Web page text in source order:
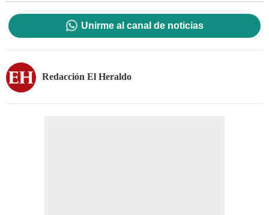
Unirme al canal de noticias
Redacción El Heraldo